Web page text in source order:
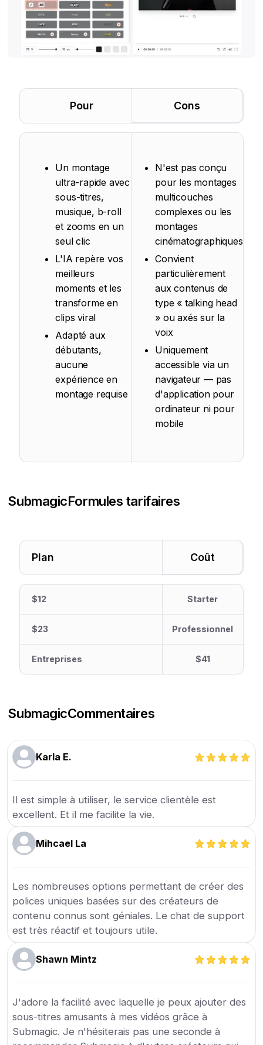
Pour Cons
Un montage
ultra-rapide avec
sous-titres,
musique, b-roll
et zooms en un
seul clic
L'IA repère vos
meilleurs
moments et les
transforme en
clips viral
Adapté aux
débutants,
aucune
expérience en
montage requise
N'est pas conçu
pour les montages
multicouches
complexes ou les
montages
cinématographiques
Convient
particulièrement
aux contenus de
type « talking head
» ou axés sur la
voix
Uniquement
accessible via un
navigateur — pas
d'application pour
ordinateur ni pour
mobile
SubmagicFormules tarifaires
Plan Coût
$12 Starter
$23 Professionnel
Entreprises $41
SubmagicCommentaires
Karla E.
Il est simple à utiliser, le service clientèle est
excellent. Et il me facilite la vie.
Mihcael La
Les nombreuses options permettant de créer des
polices uniques basées sur des créateurs de
contenu connus sont géniales. Le chat de support
est très réactif et toujours utile.
Shawn Mintz
J'adore la facilité avec laquelle je peux ajouter des
sous-titres amusants à mes vidéos grâce à
Submagic. Je n'hésiterais pas une seconde à